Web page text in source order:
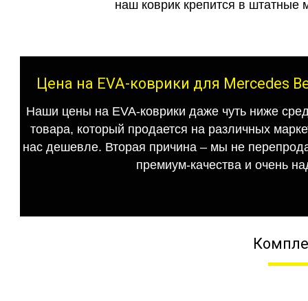
наш коврик крепится в штатные
Цена на EVA-коврики для Mercedes
Наши цены на EVA-коврики даже чуть ниже
товара, который продается на различных
нас дешевле. Вторая причина – мы не
премиум-качества и очень